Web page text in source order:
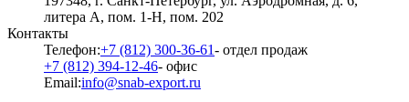
литера А, пом. 1-Н, пом. 202
Контакты
Телефон:+7 (812) 300-36-61- отдел продаж
+7 (812) 394-12-46- офис
Email:info@snab-export.ru